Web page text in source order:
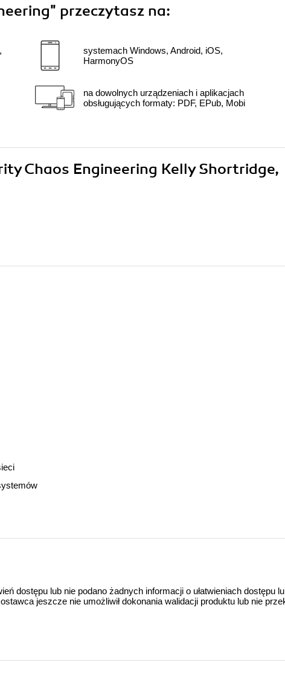
przeczytasz na:
systemach Windows, Android, iOS,
HarmonyOS
na dowolnych urządzeniach i aplikacjach
obsługujących formaty: PDF, EPub, Mobi
Chaos Engineering Kelly Shortridge,
dostępu lub nie podano żadnych informacji o ułatwieniach dostępu
jeszcze nie umożliwił dokonania walidacji produktu lub nie